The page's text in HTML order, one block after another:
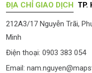
ĐỊA CHỈ GIAO DỊCH TP.
212A3/17 Nguyễn Trãi,
Minh
Điện thoại: 0903 383 054
Email: